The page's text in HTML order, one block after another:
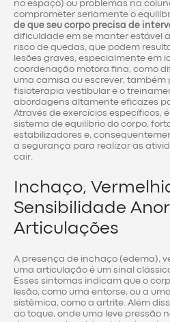
no espaço) ou problemas na
comprometer seriamente o
de que seu corpo precisa de
dificuldade em se manter estável
risco de quedas, que podem
lesões graves, especialmente em
coordenação motora fina, como
uma camisa ou escrever, também
fisioterapia vestibular e o
abordagens altamente eficazes
Através de exercícios específicos,
sistema de equilíbrio do corpo,
estabilizadores e,
a segurança para realizar as
cair.
Inchaço,
Sensibilidade
Articulações
A presença de inchaço (edema),
uma articulação é um sinal
Esses sintomas indicam que o
lesão, como uma entorse, ou a
sistêmica, como a artrite. Além
ao toque, onde uma leve pressão